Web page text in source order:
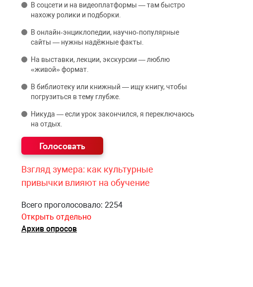
В соцсети и на видеоплатформы — там быстро
нахожу ролики и подборки.
В онлайн‑энциклопедии, научно‑популярные
сайты — нужны надёжные факты.
На выставки, лекции, экскурсии — люблю
«живой» формат.
В библиотеку или книжный — ищу книгу, чтобы
погрузиться в тему глубже.
Никуда — если урок закончился, я переключаюсь
на отдых.
Взгляд зумера: как культурные
привычки влияют на обучение
Всего проголосовало: 2254
Открыть отдельно
Архив опросов